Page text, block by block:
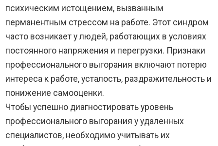
психическим истощением, вызванным
перманентным стрессом на работе. Этот синдром
часто возникает у людей, работающих в условиях
постоянного напряжения и перегрузки. Признаки
профессионального выгорания включают потерю
интереса к работе, усталость, раздражительность и
понижение самооценки.
Чтобы успешно диагностировать уровень
профессионального выгорания у удаленных
специалистов, необходимо учитывать их